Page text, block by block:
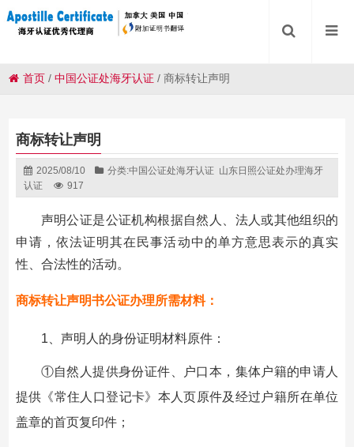
首页 /中国公证处海牙认证 /商标转让声明
商标转让声明
2025/08/10 分类:中国公证处海牙认证 山东日照公证处办理海牙
认证
917
声明公证是公证机构根据自然人、法人或其他组织的
申请，依法证明其在民事活动中的单方意思表示的真实
性、合法性的活动。
商标转让声明书公证办理所需材料：
1、声明人的身份证明材料原件：
①自然人提供身份证件、户口本，集体户籍的申请人
提供《常住人口登记卡》本人页原件及经过户籍所在单位
盖章的首页复印件；